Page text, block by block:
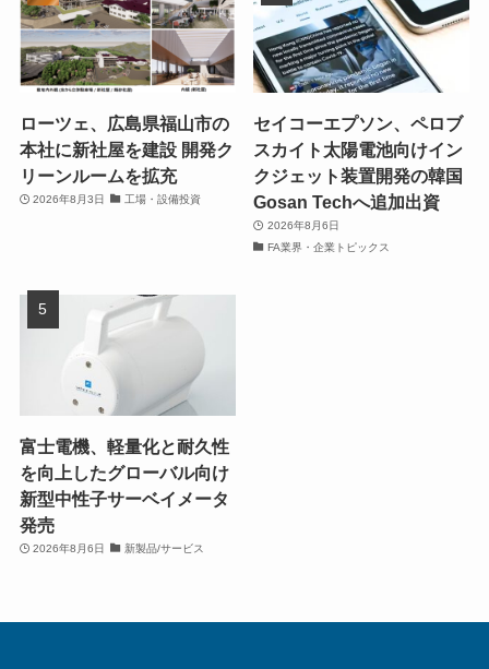
ローツェ、広島県福山市の
本社に新社屋を建設 開発ク
リーンルームを拡充
2026年8月3日 工場・設備投資
セイコーエプソン、ペロブ
スカイト太陽電池向けイン
クジェット装置開発の韓国
Gosan Techへ追加出資
2026年8月6日
FA業界・企業トピックス
富士電機、軽量化と耐久性
を向上したグローバル向け
新型中性子サーベイメータ
発売
2026年8月6日 新製品/サービス